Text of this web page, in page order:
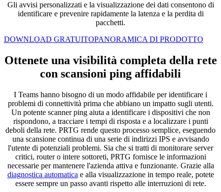
Gli avvisi personalizzati e la visualizzazione dei dati consentono di
identificare e prevenire rapidamente la latenza e la perdita di
pacchetti.
DOWNLOAD GRATUITOPANORAMICA DI PRODOTTO
Ottenete una visibilità completa della rete
con scansioni ping affidabili
I Teams hanno bisogno di un modo affidabile per identificare i
problemi di connettività prima che abbiano un impatto sugli utenti.
Un potente scanner ping aiuta a identificare i dispositivi che non
rispondono, a tracciare i tempi di risposta e a localizzare i punti
deboli della rete. PRTG rende questo processo semplice, eseguendo
una scansione continua di una serie di indirizzi IPS e avvisando
l'utente di potenziali problemi. Sia che si tratti di monitorare server
critici, router o intere sottoreti, PRTG fornisce le informazioni
necessarie per mantenere l'azienda attiva e funzionante. Grazie alla
diagnostica automatica e alla visualizzazione in tempo reale, potete
essere sempre un passo avanti rispetto alle interruzioni di rete.